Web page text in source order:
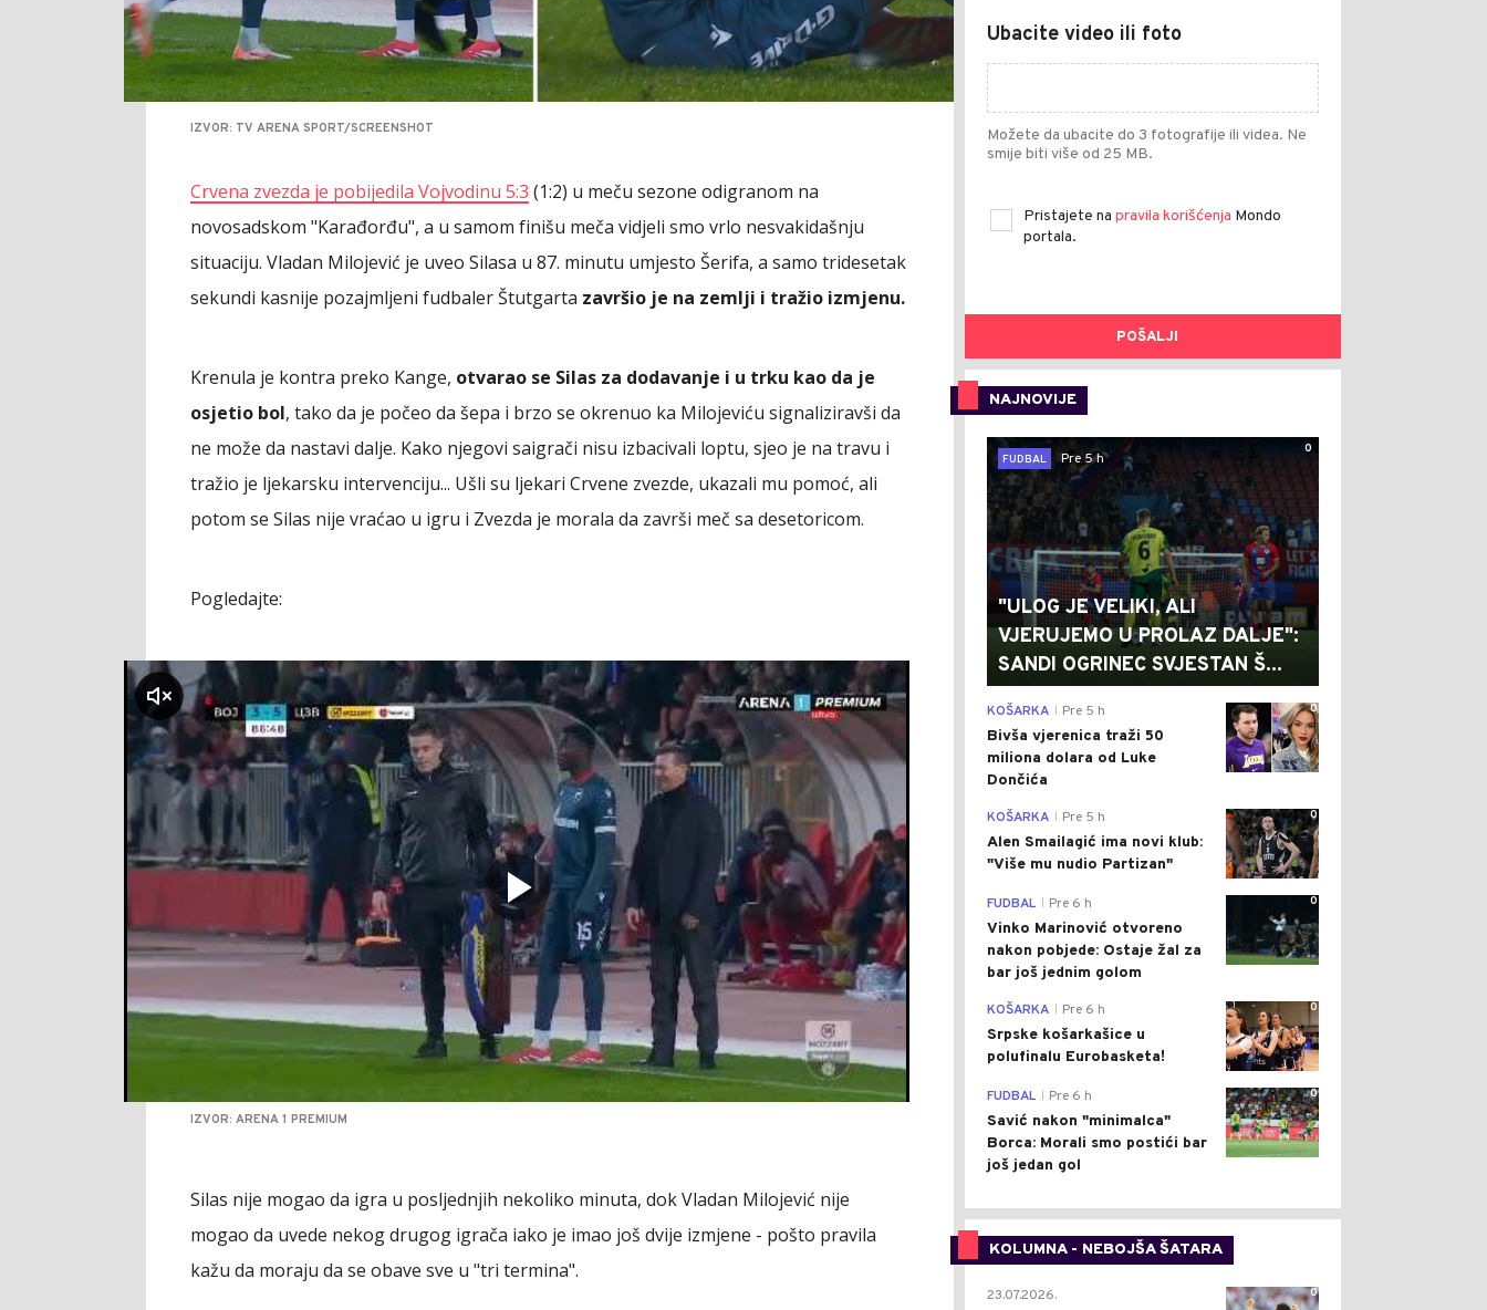
IZVOR: TV ARENA SPORT/SCREENSHOT
Crvena zvezda je pobijedila Vojvodinu 5:3 (1:2) u meču sezone odigranom na
novosadskom "Karađorđu", a u samom finišu meča vidjeli smo vrlo nesvakidašnju
situaciju. Vladan Milojević je uveo Silasa u 87. minutu umjesto Šerifa, a samo tridesetak
sekundi kasnije pozajmljeni fudbaler Štutgarta završio je na zemlji i tražio izmjenu.
Krenula je kontra preko Kange, otvarao se Silas za dodavanje i u trku kao da je
osjetio bol, tako da je počeo da šepa i brzo se okrenuo ka Milojeviću signaliziravši da
ne može da nastavi dalje. Kako njegovi saigrači nisu izbacivali loptu, sjeo je na travu i
tražio je ljekarsku intervenciju... Ušli su ljekari Crvene zvezde, ukazali mu pomoć, ali
potom se Silas nije vraćao u igru i Zvezda je morala da završi meč sa desetoricom.
Pogledajte:
klikni za zvuk
IZVOR: ARENA 1 PREMIUM
Silas nije mogao da igra u posljednjih nekoliko minuta, dok Vladan Milojević nije
mogao da uvede nekog drugog igrača iako je imao još dvije izmjene - pošto pravila
kažu da moraju da se obave sve u "tri termina".
Ubacite video ili foto
Možete da ubacite do 3 fotografije ili videa. Ne
smije biti više od 25 MB.
Pristajete na pravila korišćenja Mondo
portala.
POŠALJI
NAJNOVIJE
0
FUDBAL
Pre 5 h
"ULOG JE VELIKI, ALI
VJERUJEMO U PROLAZ DALJE":
SANDI OGRINEC SVJESTAN Š...
0
KOŠARKA Pre 5 h
Bivša vjerenica traži 50
miliona dolara od Luke
Dončića
0
KOŠARKA Pre 5 h
Alen Smailagić ima novi klub:
"Više mu nudio Partizan"
0
FUDBAL Pre 6 h
Vinko Marinović otvoreno
nakon pobjede: Ostaje žal za
bar još jednim golom
0
KOŠARKA Pre 6 h
Srpske košarkašice u
polufinalu Eurobasketa!
0
FUDBAL Pre 6 h
Savić nakon "minimalca"
Borca: Morali smo postići bar
još jedan gol
KOLUMNA - NEBOJŠA ŠATARA
0
23.07.2026.